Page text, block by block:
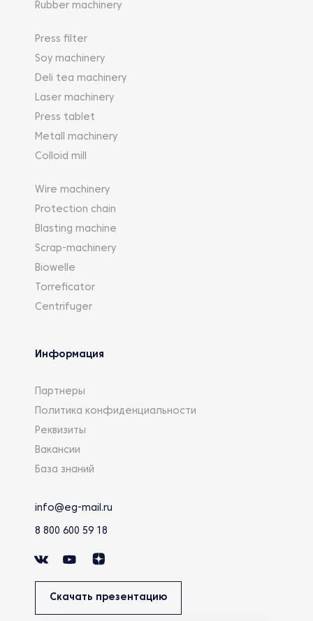
Rubber machinery
Press filter
Soy machinery
Deli tea machinery
Laser machinery
Press tablet
Metall machinery
Colloid mill
Wire machinery
Protection chain
Blasting machine
Scrap-machinery
Biowelle
Torreficator
Centrifuger
Информация
Партнеры
Политика конфиденциальности
Реквизиты
Вакансии
База знаний
info@eg-mail.ru
8 800 600 59 18
Скачать презентацию